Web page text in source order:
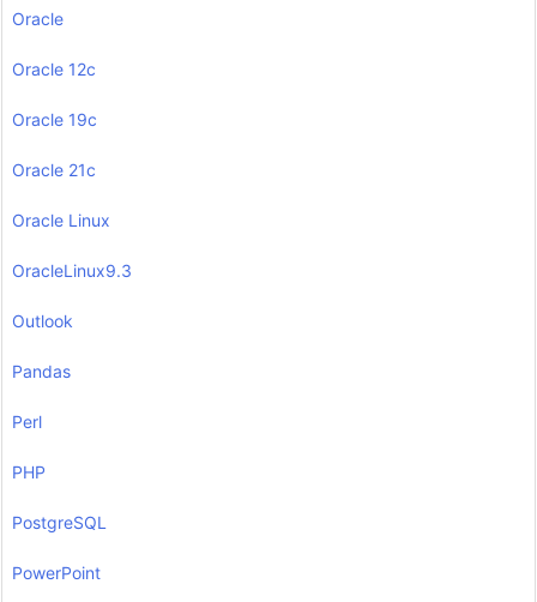
Oracle
Oracle 12c
Oracle 19c
Oracle 21c
Oracle Linux
OracleLinux9.3
Outlook
Pandas
Perl
PHP
PostgreSQL
PowerPoint